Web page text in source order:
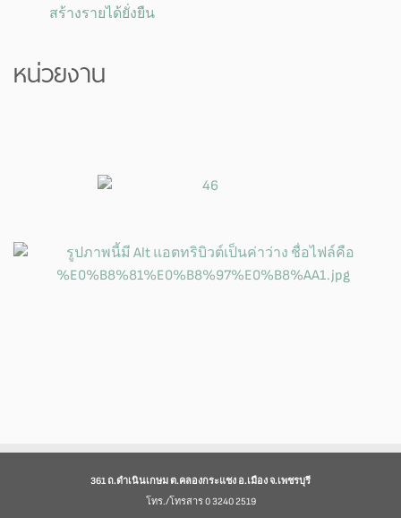
สร้างรายได้ยั่งยืน
หน่วยงาน
361 ถ.ดำเนินเกษม ต.คลองกระแชง อ.เมือง จ.เพชรบุรี
โทร./โทรสาร 0 3240 2519